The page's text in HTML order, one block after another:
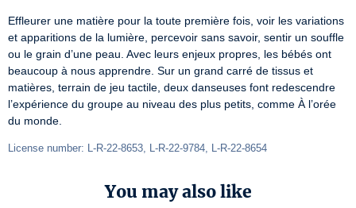
Effleurer une matière pour la toute première fois, voir les variations
et apparitions de la lumière, percevoir sans savoir, sentir un souffle
ou le grain d’une peau. Avec leurs enjeux propres, les bébés ont
beaucoup à nous apprendre. Sur un grand carré de tissus et
matières, terrain de jeu tactile, deux danseuses font redescendre
l’expérience du groupe au niveau des plus petits, comme À l’orée
du monde.
License number: L-R-22-8653, L-R-22-9784, L-R-22-8654
You may also like